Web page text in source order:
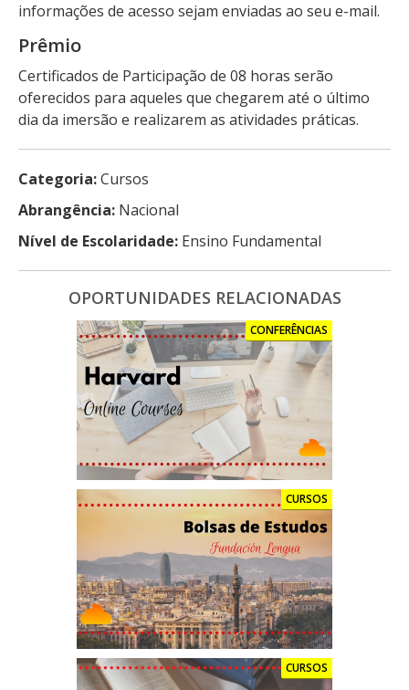
informações de acesso sejam enviadas ao seu e-mail.
Prêmio
Certificados de Participação de 08 horas serão
oferecidos para aqueles que chegarem até o último
dia da imersão e realizarem as atividades práticas.
Categoria:Cursos
Abrangência: Nacional
Nível de Escolaridade: Ensino Fundamental
OPORTUNIDADES RELACIONADAS
CONFERÊNCIAS
CURSOS
CURSOS